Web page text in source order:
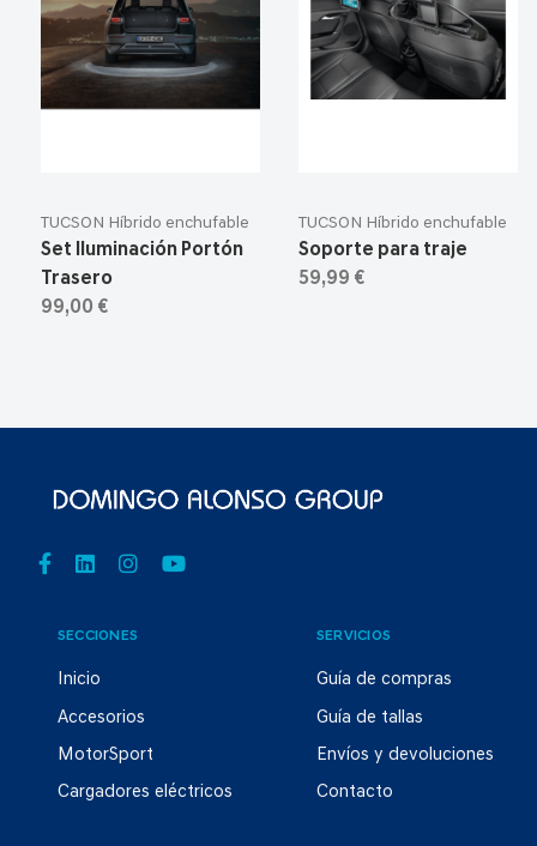
TUCSON Híbrido enchufable
Set Iluminación Portón
Trasero
99,00 €
TUCSON Híbrido enchufable
Soporte para traje
59,99 €
SECCIONES
Inicio
Accesorios
MotorSport
Cargadores eléctricos
SERVICIOS
Guía de compras
Guía de tallas
Envíos y devoluciones
Contacto